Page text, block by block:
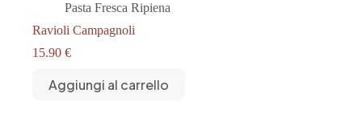
Pasta Fresca Ripiena
Ravioli Campagnoli
15.90 €
Aggiungi al carrello